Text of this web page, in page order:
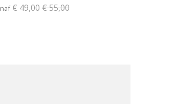
€ 49,00 € 55,00